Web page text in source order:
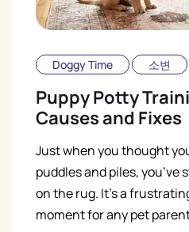
Doggy Time 소변
Puppy Potty
Causes and Fixes
Just when you thought
puddles and piles, you’ve
on the rug. It’s a
moment for any pet